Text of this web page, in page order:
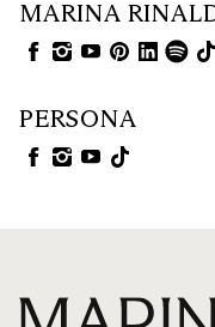
MARINA
PERSONA